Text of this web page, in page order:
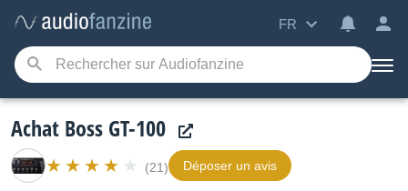
FR
Achat Boss GT-100
(21) Déposer un avis